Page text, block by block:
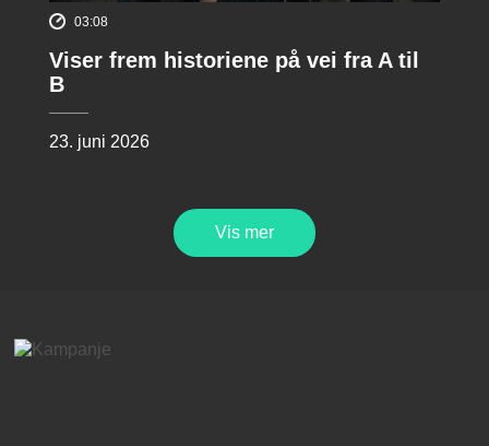
03:08
Viser frem historiene på vei fra A til
B
23. juni 2026
Vis mer